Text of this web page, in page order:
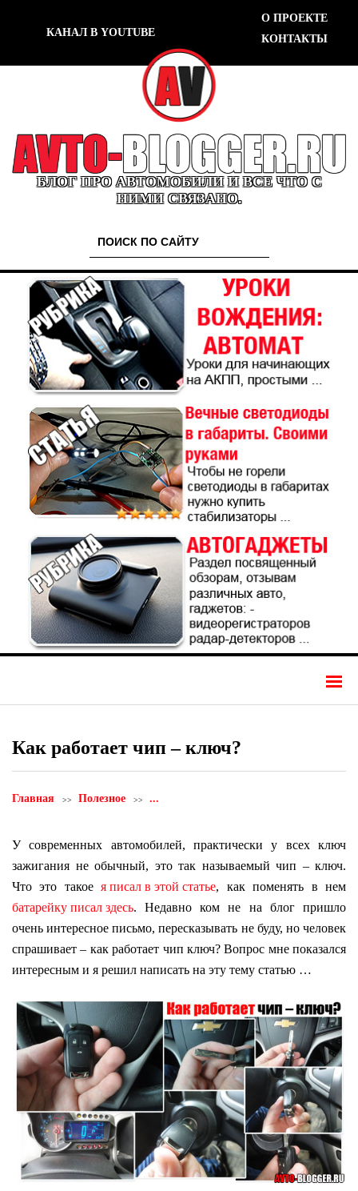
КАНАЛ В YOUTUBE
О ПРОЕКТЕ
КОНТАКТЫ
БЛОГ ПРО АВТОМОБИЛИ И ВСЕ ЧТО С
НИМИ СВЯЗАНО.
Как работает чип – ключ?
Главная Полезное ...
У современных автомобилей, практически у всех ключ
зажигания не обычный, это так называемый чип – ключ.
Что это такоея писал в этой статье, как поменять в нем
батарейку писал здесь. Недавно ком не на блог пришло
очень интересное письмо, пересказывать не буду, но человек
спрашивает – как работает чип ключ? Вопрос мне показался
интересным и я решил написать на эту тему статью …